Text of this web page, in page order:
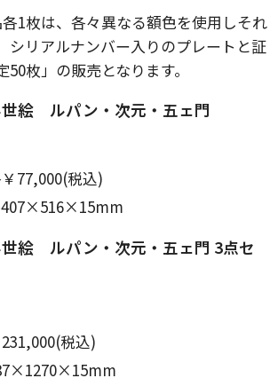
1枚は、各々異なる額色を使用しそれ
シリアルナンバー入りのプレートと証
枚」の販売となります。
絵 ルパン・次元・五ェ門
税込)
407×516×15mm
絵 ルパン・次元・五ェ門 3点セ
税込)